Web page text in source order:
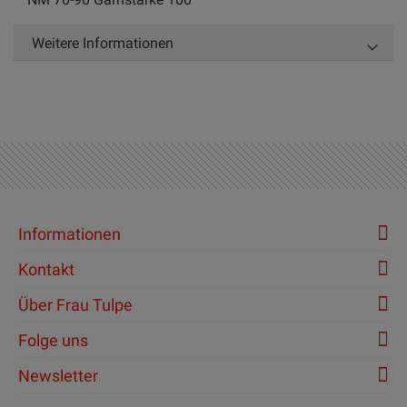
Weitere Informationen
Informationen
Kontakt
Über Frau Tulpe
Folge uns
Newsletter